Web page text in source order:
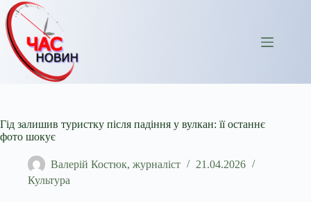
Перейти
до
вмісту
Гід залишив туристку після падіння у вулкан: її останнє
фото шокує
Валерій Костюк, журналіст
21.04.2026
Культура